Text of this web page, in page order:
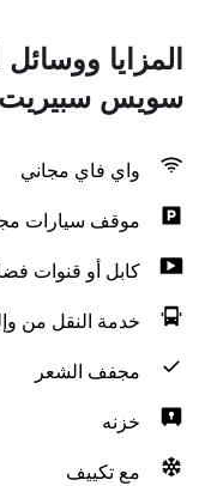
المزايا
سويس
واي فاي مجاني
موقف سيارات
كابل أو قنوات
خدمة النقل من
مجفف الشعر
خزنه
مع تكييف